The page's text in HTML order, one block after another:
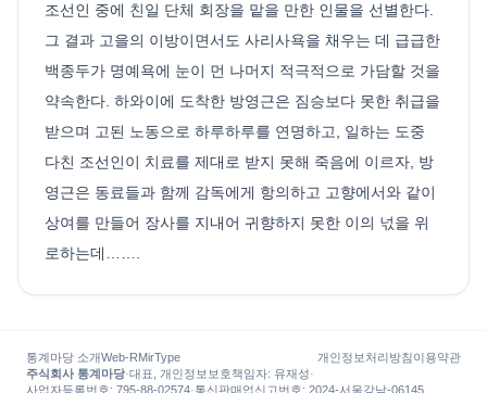
조선인 중에 친일 단체 회장을 맡을 만한 인물을 선별한다.
그 결과 고을의 이방이면서도 사리사욕을 채우는 데 급급한
백종두가 명예욕에 눈이 먼 나머지 적극적으로 가담할 것을
약속한다. 하와이에 도착한 방영근은 짐승보다 못한 취급을
받으며 고된 노동으로 하루하루를 연명하고, 일하는 도중
다친 조선인이 치료를 제대로 받지 못해 죽음에 이르자, 방
영근은 동료들과 함께 감독에게 항의하고 고향에서와 같이
상여를 만들어 장사를 지내어 귀향하지 못한 이의 넋을 위
로하는데…….
통계마당 소개Web-RMirType 개인정보처리방침이용약관
주식회사 통계마당·대표, 개인정보보호책임자: 유재성·
사업자등록번호: 795-88-02574·통신판매업신고번호: 2024-서울강남-06145